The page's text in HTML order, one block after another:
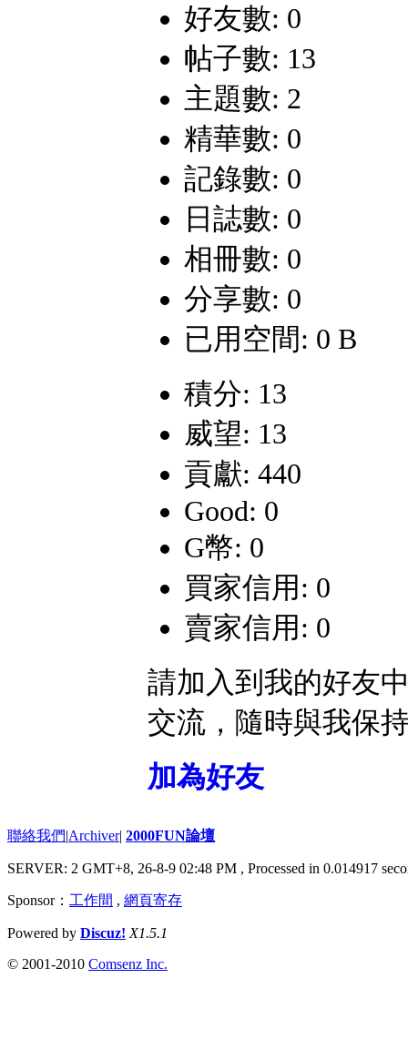
好友數: 0
帖子數: 13
主題數: 2
精華數: 0
記錄數: 0
日誌數: 0
相冊數: 0
分享數: 0
已用空間: 0 B
積分: 13
威望: 13
貢獻: 440
Good: 0
G幣: 0
買家信用: 0
賣家信用: 0
請加入到我的好友
交流，隨時與我保
加為好友
聯絡我們|Archiver| 2000FUN論壇
SERVER: 2 GMT+8, 26-8-9 02:48 PM , Processed in 0.014917
Sponsor： 工作間 , 網頁寄存
Powered by Discuz! X1.5.1
© 2001-2010 Comsenz Inc.